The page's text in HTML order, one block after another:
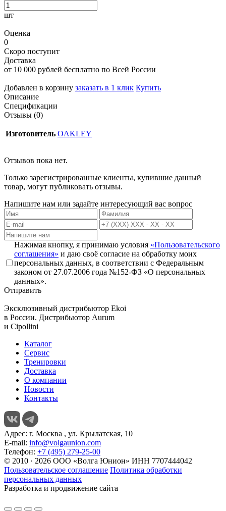
шт
Оценка
0
Скоро поступит
Доставка
от 10 000 рублей бесплатно по Всей России
Добавлен в корзину заказать в 1 клик Купить
Описание
Спецификации
Отзывы (0)
Изготовитель OAKLEY
Отзывов пока нет.
Только зарегистрированные клиенты, купившие данный
товар, могут публиковать отзывы.
Напишите нам или задайте интересующий вас вопрос
Нажимая кнопку, я принимаю условия «Пользовательского
соглашения» и даю своё согласие на обработку моих
персональных данных, в соответствии с Федеральным
законом от 27.07.2006 года №152-ФЗ «О персональных
данных».
Отправить
Эксклюзивный дистрибьютор Ekoi
в России. Дистрибьютор Aurum
и Cipollini
Каталог
Сервис
Тренировки
Доставка
О компании
Новости
Контакты
Адрес: г. Москва , ул. Крылатская, 10
E-mail: info@volgaunion.com
Телефон: +7 (495) 279-25-00
© 2010 · 2026 ООО «Волга Юнион» ИНН 7707444042
Пользовательское соглашение Политика обработки
персональных данных
Разработка и продвижение сайта